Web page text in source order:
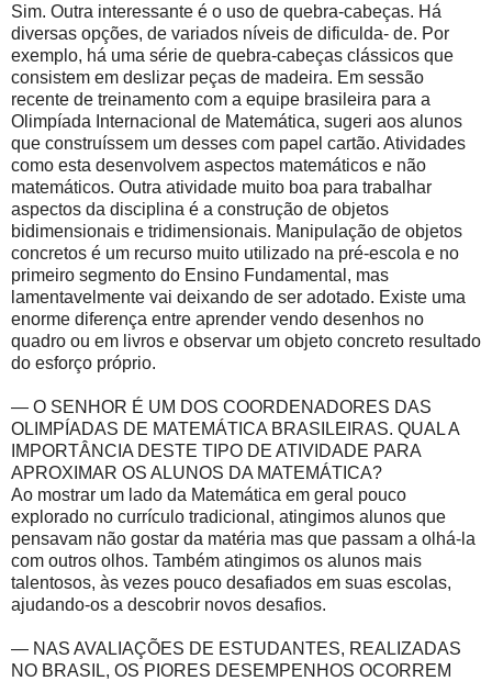
Sim. Outra interessante é o uso de quebra-cabeças. Há
diversas opções, de variados níveis de dificulda- de. Por
exemplo, há uma série de quebra-cabeças clássicos que
consistem em deslizar peças de madeira. Em sessão
recente de treinamento com a equipe brasileira para a
Olimpíada Internacional de Matemática, sugeri aos alunos
que construíssem um desses com papel cartão. Atividades
como esta desenvolvem aspectos matemáticos e não
matemáticos. Outra atividade muito boa para trabalhar
aspectos da disciplina é a construção de objetos
bidimensionais e tridimensionais. Manipulação de objetos
concretos é um recurso muito utilizado na pré-escola e no
primeiro segmento do Ensino Fundamental, mas
lamentavelmente vai deixando de ser adotado. Existe uma
enorme diferença entre aprender vendo desenhos no
quadro ou em livros e observar um objeto concreto resultado
do esforço próprio.
— O SENHOR É UM DOS COORDENADORES DAS
OLIMPÍADAS DE MATEMÁTICA BRASILEIRAS. QUAL A
IMPORTÂNCIA DESTE TIPO DE ATIVIDADE PARA
APROXIMAR OS ALUNOS DA MATEMÁTICA?
Ao mostrar um lado da Matemática em geral pouco
explorado no currículo tradicional, atingimos alunos que
pensavam não gostar da matéria mas que passam a olhá-la
com outros olhos. Também atingimos os alunos mais
talentosos, às vezes pouco desafiados em suas escolas,
ajudando-os a descobrir novos desafios.
— NAS AVALIAÇÕES DE ESTUDANTES, REALIZADAS
NO BRASIL, OS PIORES DESEMPENHOS OCORREM